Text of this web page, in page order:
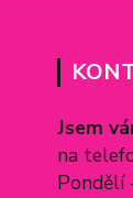
Jsem
na
Pondělí